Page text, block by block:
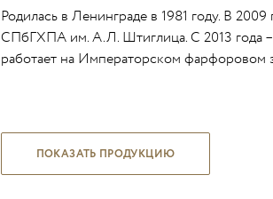
Родилась в Ленинграде в 1981 году. В
СПбГХПА им. А.Л. Штиглица. С 2013 года
работает на Императорском фарфоровом
ПОКАЗАТЬ ПРОДУКЦИЮ